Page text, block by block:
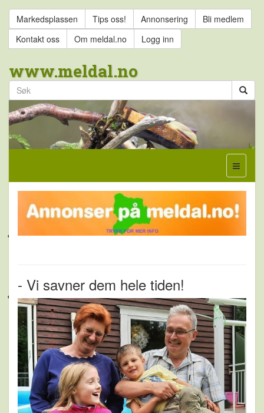
Markedsplassen Tips oss! Annonsering
Bli medlem
Kontakt oss
Om meldal.no Logg inn
www.meldal.no
- Vi savner dem hele tiden!